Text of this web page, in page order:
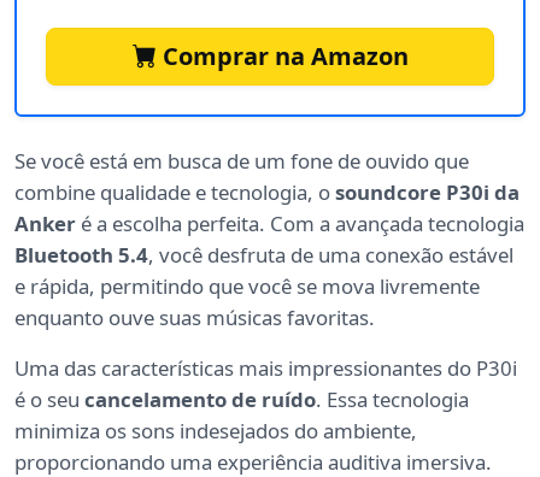
Comprar na Amazon
Se você está em busca de um fone de ouvido que
combine qualidade e tecnologia, osoundcore P30i da
Anker é a escolha perfeita. Com a avançada tecnologia
Bluetooth 5.4, você desfruta de uma conexão estável
e rápida, permitindo que você se mova livremente
enquanto ouve suas músicas favoritas.
Uma das características mais impressionantes do P30i
é o seu cancelamento de ruído. Essa tecnologia
minimiza os sons indesejados do ambiente,
proporcionando uma experiência auditiva imersiva.